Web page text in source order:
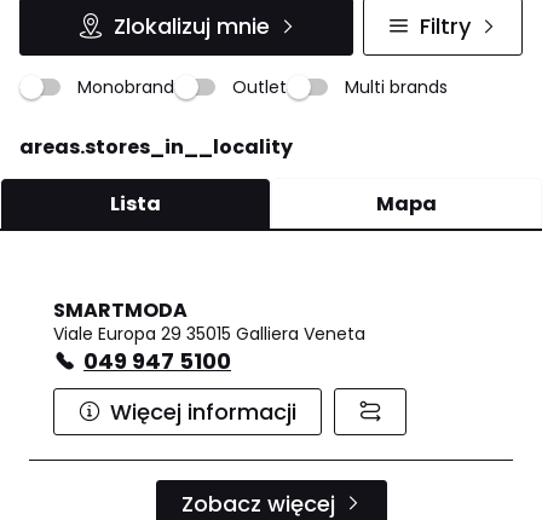
Zlokalizuj mnie Filtry
Monobrand Outlet Multi brands
areas.stores_in__locality
Lista Mapa
SMARTMODA
Viale Europa 29 35015 Galliera Veneta
049 947 5100
Więcej informacji
Zobacz więcej